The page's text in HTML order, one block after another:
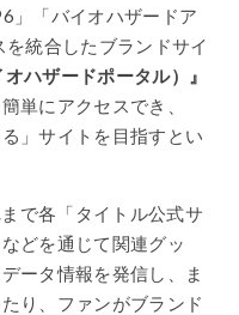
」「バイオハザードア
統合したブランドサイ
ハザードポータル）』
単にアクセスでき、
」サイトを目指すとい
で各「タイトル公式サ
どを通じて関連グッ
ータ情報を発信し、ま
り、ファンがブランド